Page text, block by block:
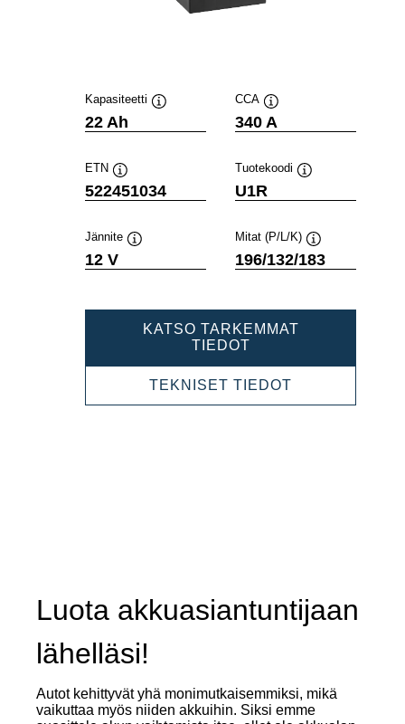
Kapasiteetti
22 Ah
CCA
Työkaluvihje
340 A
ETN
Työkaluvihje
522451034
Tuotekoodi
U1R
Jännite
12 V
Mitat (P/L/K)
Työkaluvihje
196/132/183
KATSO TARKEMMAT
TIEDOTPOWERSPORTS
TEKNISET TIEDOT
Luota akkuasiantuntijaan
lähelläsi!
Autot kehittyvät yhä monimutkaisemmiksi, mikä
vaikuttaa myös niiden akkuihin. Siksi emme